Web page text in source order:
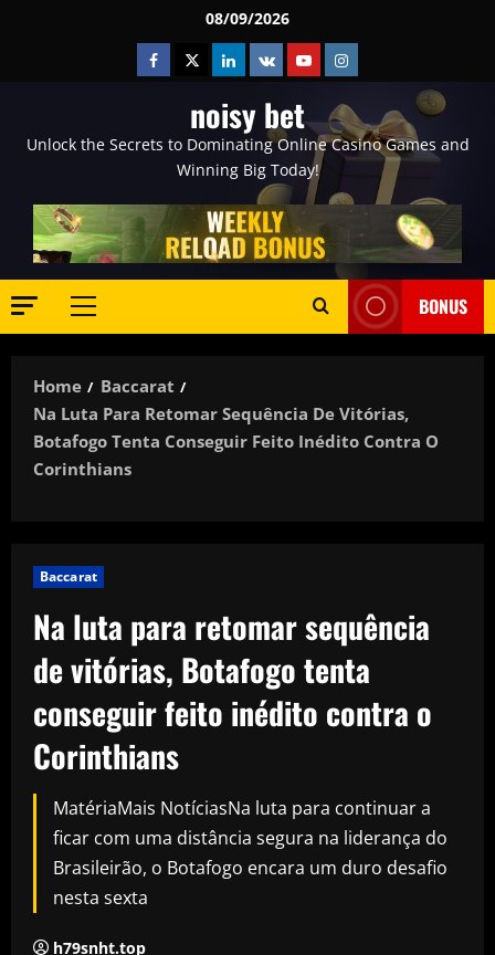
08/09/2026
Facebook
TwitterLinkedin
VK YoutubeInstagram
noisy bet
Unlock the Secrets to Dominating Online Casino Games and
Winning Big Today!
Primary
BONUS
Home
Baccarat
Na Luta Para Retomar Sequência De Vitórias,
Botafogo Tenta Conseguir Feito Inédito Contra O
Corinthians
Baccarat
Na luta para retomar sequência
de vitórias, Botafogo tenta
conseguir feito inédito contra o
Corinthians
MatériaMais NotíciasNa luta para continuar a
ficar com uma distância segura na liderança do
Brasileirão, o Botafogo encara um duro desafio
nesta sexta
h79snht.top